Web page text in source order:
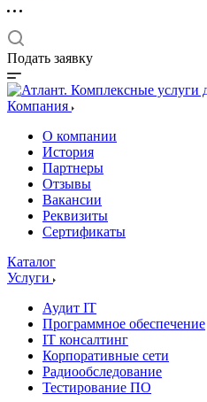
Подать заявку
Компания
О компании
История
Партнеры
Отзывы
Вакансии
Реквизиты
Сертификаты
Каталог
Услуги
Аудит IT
Программное обеспечение
IT консалтинг
Корпоративные сети
Радиообследование
Тестирование ПО